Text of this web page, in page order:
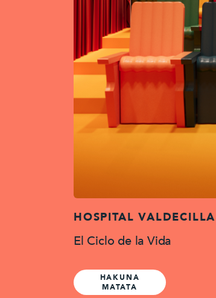
HOSPITAL
El Ciclo de la Vida
HAKUNA
MATATA